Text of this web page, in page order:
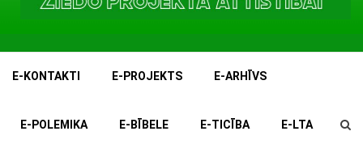
E-KONTAKTI E-PROJEKTS E-ARHĪVS
E-POLEMIKA E-BĪBELE E-TICĪBA E-LTA